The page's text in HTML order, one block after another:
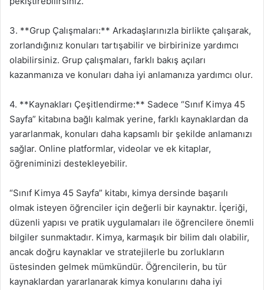
3. **Grup Çalışmaları:** Arkadaşlarınızla birlikte çalışarak,
zorlandığınız konuları tartışabilir ve birbirinize yardımcı
olabilirsiniz. Grup çalışmaları, farklı bakış açıları
kazanmanıza ve konuları daha iyi anlamanıza yardımcı olur.
4. **Kaynakları Çeşitlendirme:** Sadece “Sınıf Kimya 45
Sayfa” kitabına bağlı kalmak yerine, farklı kaynaklardan da
yararlanmak, konuları daha kapsamlı bir şekilde anlamanızı
sağlar. Online platformlar, videolar ve ek kitaplar,
öğreniminizi destekleyebilir.
“Sınıf Kimya 45 Sayfa” kitabı, kimya dersinde başarılı
olmak isteyen öğrenciler için değerli bir kaynaktır. İçeriği,
düzenli yapısı ve pratik uygulamaları ile öğrencilere önemli
bilgiler sunmaktadır. Kimya, karmaşık bir bilim dalı olabilir,
ancak doğru kaynaklar ve stratejilerle bu zorlukların
üstesinden gelmek mümkündür. Öğrencilerin, bu tür
kaynaklardan yararlanarak kimya konularını daha iyi